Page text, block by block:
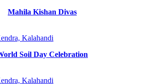
Mahila Kishan Divas
Soil Day Celebration